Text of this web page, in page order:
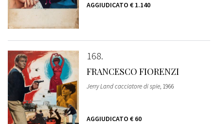
AGGIUDICATO € 1.140
168
FRANCESCO FIORENZI
Jerry Land cacciatore di spie, 1966
AGGIUDICATO € 60